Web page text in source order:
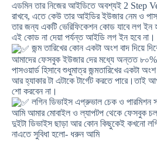
এডমিন তার নিজের আইডিতে অবশ্যই 2 Step
রাখবে, এতে কেউ তার আইডির ইউজার নেম ও
তার জন্য একটি ভেরিফিকেশন কোড যাবে লগ ইন
এই কোড না দেয়া পর্যন্ত আইডি লগ ইন হবে না।
জন্ম তারিখের কোন একটা অংশ বাদ দিয়ে
আমাদের ফেসবুক ইউজার দের মধ্যে অন্তত ৮০%
পাসওয়ার্ড হিসাবে শুধুমাত্র জন্মতারিখের একটা
আর হ্যাকার টা এটাকে টার্গেট করতে পারে।তাই
শো করবেন না।
লগিন ডিভাইস এপ্রুভাল চেক ও পারমিশন
আমি আমার মোবাইল ও ল্যাপটপ থেকে ফেসবুক
দুইটা ডিভাইস ছাড়া আর কোন কিছুকেই কখনো
নাএতে সুবিধা হলো- ধরুন আমি